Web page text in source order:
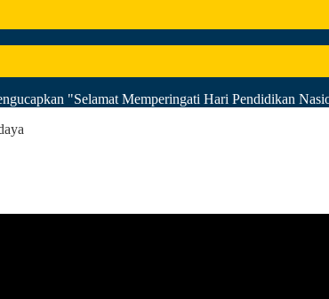
"Selamat Memperingati Hari Pendidikan